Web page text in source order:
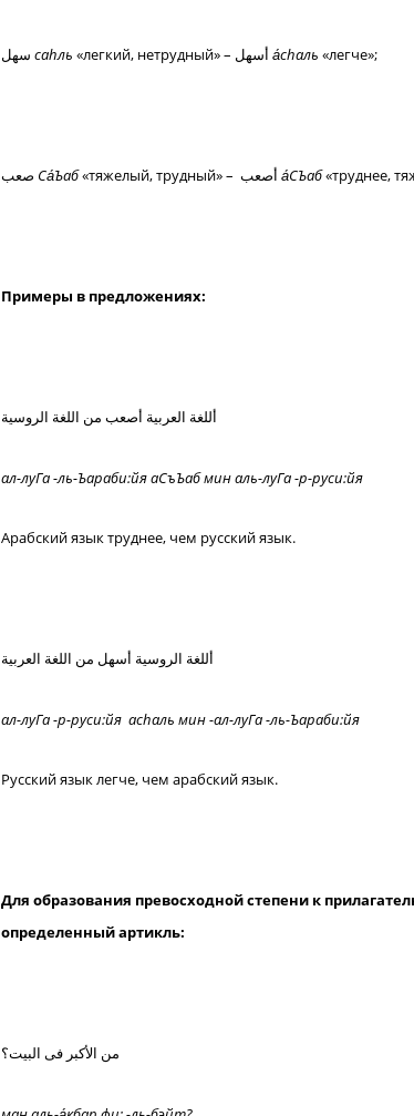
саhль а́сhаль «легче»;
Са́Ъаб а́СЪаб«труднее,
Примеры в предложениях:
أللغة العربية أصعب من اللغة الروسية
ал-луГа -ль-Ъараби:йя аСъЪаб мин аль-луГа -р-руси:йя
Арабский язык труднее, чем русский язык.
أللغة الروسية أسهل من اللغة العربية
ал-луГа -р-руси:йя асhаль мин -ал-луГа -ль-Ъараби:йя
Русский язык легче, чем арабский язык.
Для образования превосходной степени к
определенный артикль:
من الأكبر فى البيت؟